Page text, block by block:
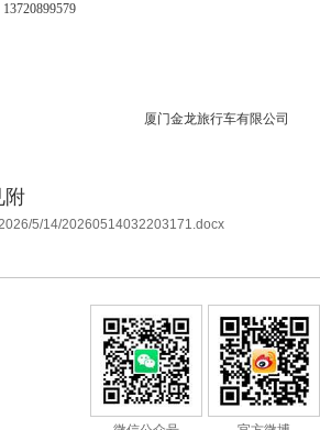
旅行车有限公司
附
5/14/20260514032203171.docx